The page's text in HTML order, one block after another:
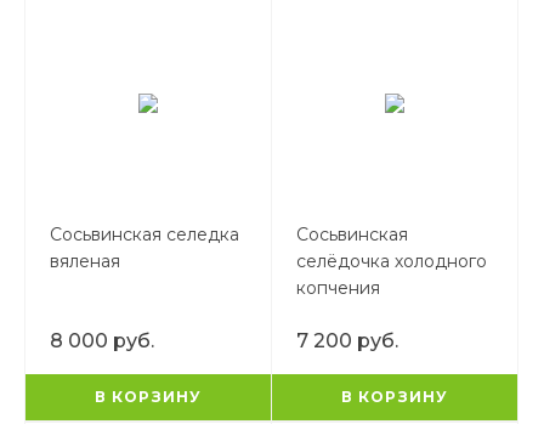
Сосьвинская селедка
вяленая
8 000 руб.
В КОРЗИНУ
Сосьвинская
селёдочка холодного
копчения
7 200 руб.
В КОРЗИНУ